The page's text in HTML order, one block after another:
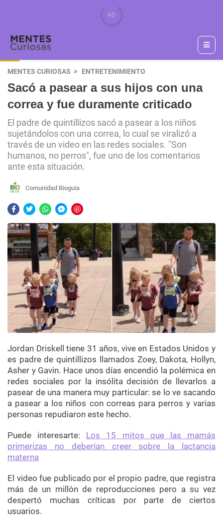
MENTES CURIOSAS ENTRETENIMIENTO
Sacó a pasear a sus hijos con una
correa y fue duramente criticado
El padre de quintillizos sacó a pasear a los niños
sujetándolos con una correa, lo cual se viralizó a
través de un video en las redes sociales. "Son
humanos, no perros", fue uno de los comentarios
ante esta situación.
Comunidad Bioguia
Jordan Driskell tiene 31 años, vive en Estados Unidos y
es padre de quintillizos llamados Zoey, Dakota, Hollyn,
Asher y Gavin. Hace unos días encendió la polémica en
redes sociales por la insólita decisión de llevarlos a
pasear de una manera muy particular: se lo ve sacando
a pasear a los niños con correas para perros y varias
personas repudiaron este hecho.
Puede interesarte: Los 15 mitos que las mamás
primerizas no deberían creer sobre la lactancia
materna
El video fue publicado por el propio padre, que registra
más de un millón de reproducciones pero a su vez
despertó muchas críticas por parte de ciertos
usuarios.